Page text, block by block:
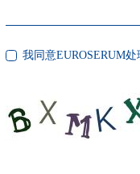
我同意EUROSERUM